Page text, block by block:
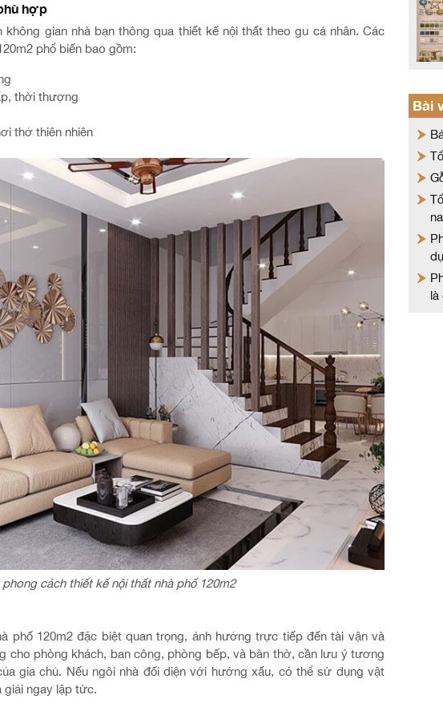
hợp
gian nhà bạn thông qua thiết kế nội thất theo gu cá nhân. Các
phổ biến bao gồm:
thời thượng
thở thiên nhiên
cách thiết kế nội thất nhà phố 120m2
phố 120m2 đặc biệt quan trọng, ảnh hưởng trực tiếp đến tài vận và
cho phòng khách, ban công, phòng bếp, và bàn thờ, cần lưu ý tương
gia chủ. Nếu ngôi nhà đối diện với hướng xấu, có thể sử dụng vật
giải ngay lập tức.
Bài
là